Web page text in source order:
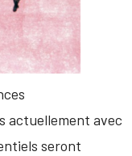
actuellement avec
seront